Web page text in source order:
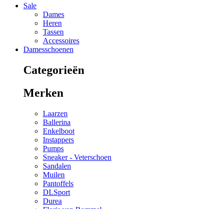
Sale
Dames
Heren
Tassen
Accessoires
Damesschoenen
Categorieën
Merken
Laarzen
Ballerina
Enkelboot
Instappers
Pumps
Sneaker - Veterschoen
Sandalen
Muilen
Pantoffels
DLSport
Durea